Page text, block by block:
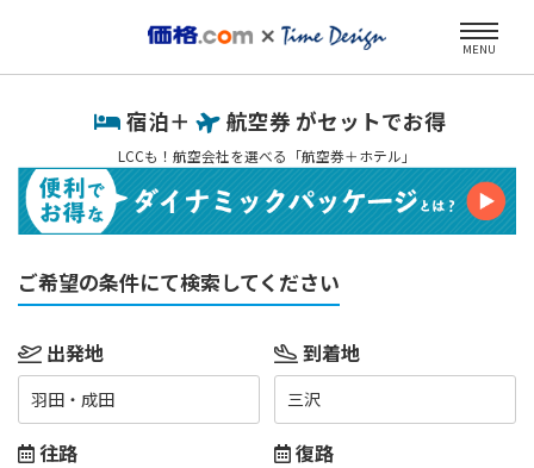
MENU
宿泊＋ 航空券 がセットでお得
LCCも！航空会社を選べる「航空券＋ホテル」
ご希望の条件にて検索してください
出発地
羽田・成田
到着地
三沢
往路 復路